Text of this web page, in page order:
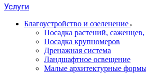
Услуги
Благоустройство и озеленение
Посадка растений, саженцев,
Посадка крупномеров
Дренажная система
Ландшафтное освещение
Малые архитектурные